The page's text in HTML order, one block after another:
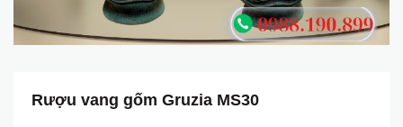
Rượu vang gốm Gruzia MS30